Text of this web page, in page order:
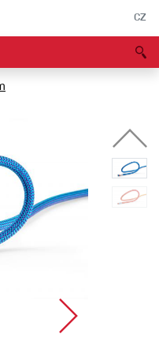
CZ